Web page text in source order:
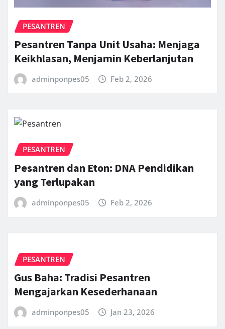
PESANTREN
Pesantren Tanpa Unit Usaha: Menjaga
Keikhlasan, Menjamin Keberlanjutan
adminponpes05 Feb 2, 2026
PESANTREN
Pesantren dan Eton: DNA Pendidikan
yang Terlupakan
adminponpes05 Feb 2, 2026
PESANTREN
Gus Baha: Tradisi Pesantren
Mengajarkan Kesederhanaan
adminponpes05 Jan 23, 2026